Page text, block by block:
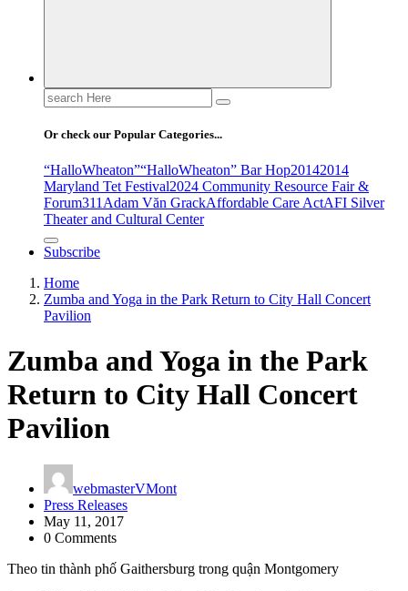
Search
for:
Or check our Popular Categories...
“HalloWheaton”“HalloWheaton” Bar Hop20142014
Maryland Tet Festival2024 Community Resource Fair &
Forum311Adam Văn GrackAffordable Care ActAFI Silver
Theater and Cultural Center
Subscribe
Home
Zumba and Yoga in the Park Return to City Hall Concert
Pavilion
Zumba and Yoga in the Park
Return to City Hall Concert
Pavilion
webmasterVMont
Press Releases
May 11, 2017
0 Comments
Theo tin thành phố Gaithersburg trong quận Montgomery